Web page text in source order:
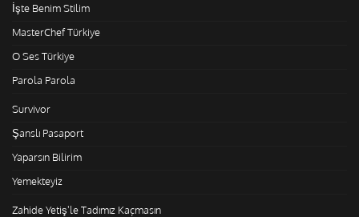
İşte Benim Stilim
MasterChef Türkiye
O Ses Türkiye
Parola Parola
Survivor
Şanslı Pasaport
Yaparsın Bilirim
Yemekteyiz
Zahide Yetiş'le Tadımız Kaçmasın